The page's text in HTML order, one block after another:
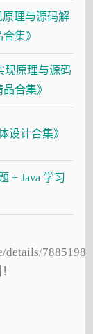
原理与源码解
集》
现原理与源码
合集》
设计合集》
+ Java 学习
78851989